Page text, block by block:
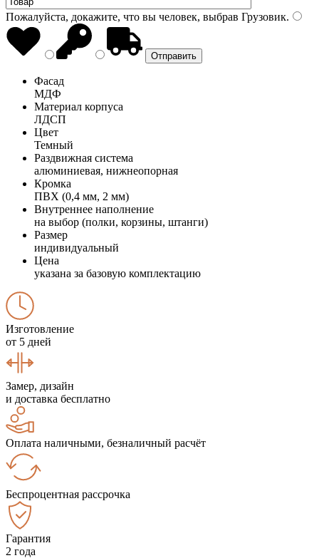
Пожалуйста, докажите, что вы человек, выбрав Грузовик.
Фасад
МДФ
Материал корпуса
ЛДСП
Цвет
Темный
Раздвижная система
алюминиевая, нижнеопорная
Кромка
ПВХ (0,4 мм, 2 мм)
Внутреннее наполнение
на выбор (полки, корзины, штанги)
Размер
индивидуальный
Цена
указана за базовую комплектацию
Изготовление
от 5 дней
Замер, дизайн
и доставка бесплатно
Оплата наличными, безналичный расчёт
Беспроцентная рассрочка
Гарантия
2 года